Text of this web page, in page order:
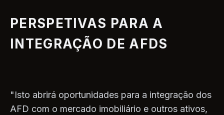
PERSPETIVAS PARA A
INTEGRAÇÃO DE AFDS
"Isto abrirá oportunidades para a integração dos
AFD com o mercado imobiliário e outros ativos,